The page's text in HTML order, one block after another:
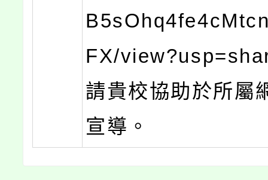
FX/
請貴校協助於所屬
宣導。